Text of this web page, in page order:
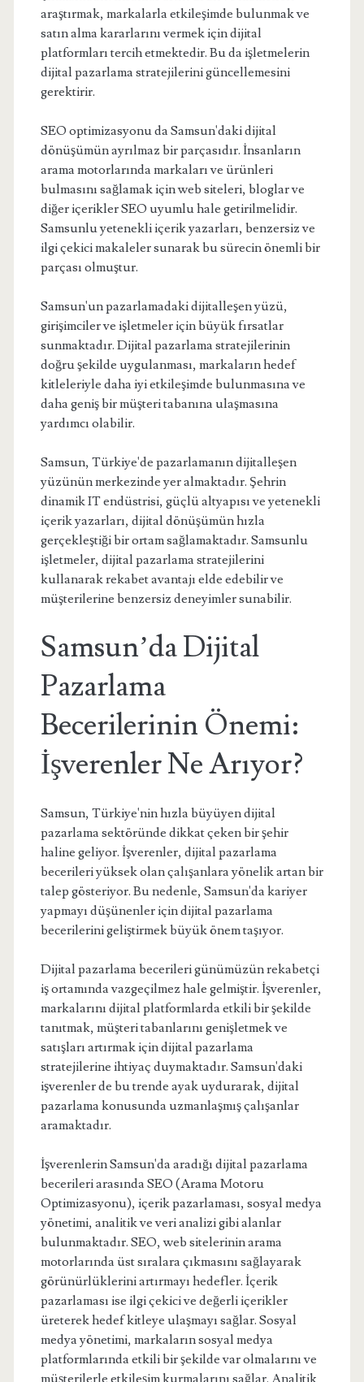
araştırmak, markalarla etkileşimde bulunmak ve
satın alma kararlarını vermek için dijital
platformları tercih etmektedir. Bu da işletmelerin
dijital pazarlama stratejilerini güncellemesini
gerektirir.
SEO optimizasyonu da Samsun'daki dijital
dönüşümün ayrılmaz bir parçasıdır. İnsanların
arama motorlarında markaları ve ürünleri
bulmasını sağlamak için web siteleri, bloglar ve
diğer içerikler SEO uyumlu hale getirilmelidir.
Samsunlu yetenekli içerik yazarları, benzersiz ve
ilgi çekici makaleler sunarak bu sürecin önemli bir
parçası olmuştur.
Samsun'un pazarlamadaki dijitalleşen yüzü,
girişimciler ve işletmeler için büyük fırsatlar
sunmaktadır. Dijital pazarlama stratejilerinin
doğru şekilde uygulanması, markaların hedef
kitleleriyle daha iyi etkileşimde bulunmasına ve
daha geniş bir müşteri tabanına ulaşmasına
yardımcı olabilir.
Samsun, Türkiye'de pazarlamanın dijitalleşen
yüzünün merkezinde yer almaktadır. Şehrin
dinamik IT endüstrisi, güçlü altyapısı ve yetenekli
içerik yazarları, dijital dönüşümün hızla
gerçekleştiği bir ortam sağlamaktadır. Samsunlu
işletmeler, dijital pazarlama stratejilerini
kullanarak rekabet avantajı elde edebilir ve
müşterilerine benzersiz deneyimler sunabilir.
Samsun’da Dijital
Pazarlama
Becerilerinin Önemi:
İşverenler Ne Arıyor?
Samsun, Türkiye'nin hızla büyüyen dijital
pazarlama sektöründe dikkat çeken bir şehir
haline geliyor. İşverenler, dijital pazarlama
becerileri yüksek olan çalışanlara yönelik artan bir
talep gösteriyor. Bu nedenle, Samsun'da kariyer
yapmayı düşünenler için dijital pazarlama
becerilerini geliştirmek büyük önem taşıyor.
Dijital pazarlama becerileri günümüzün rekabetçi
iş ortamında vazgeçilmez hale gelmiştir. İşverenler,
markalarını dijital platformlarda etkili bir şekilde
tanıtmak, müşteri tabanlarını genişletmek ve
satışları artırmak için dijital pazarlama
stratejilerine ihtiyaç duymaktadır. Samsun'daki
işverenler de bu trende ayak uydurarak, dijital
pazarlama konusunda uzmanlaşmış çalışanlar
aramaktadır.
İşverenlerin Samsun'da aradığı dijital pazarlama
becerileri arasında SEO (Arama Motoru
Optimizasyonu), içerik pazarlaması, sosyal medya
yönetimi, analitik ve veri analizi gibi alanlar
bulunmaktadır. SEO, web sitelerinin arama
motorlarında üst sıralara çıkmasını sağlayarak
görünürlüklerini artırmayı hedefler. İçerik
pazarlaması ise ilgi çekici ve değerli içerikler
üreterek hedef kitleye ulaşmayı sağlar. Sosyal
medya yönetimi, markaların sosyal medya
platformlarında etkili bir şekilde var olmalarını ve
müşterilerle etkileşim kurmalarını sağlar. Analitik